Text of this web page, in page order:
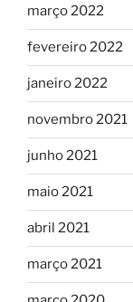
março 2022
fevereiro 2022
janeiro 2022
novembro 2021
junho 2021
maio 2021
abril 2021
março 2021